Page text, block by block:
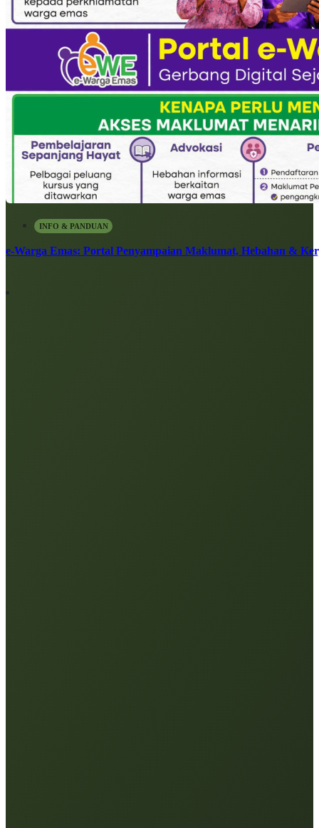
INFO & PANDUAN
e-Warga Emas: Portal Penyampaian Maklumat, Hebahan &